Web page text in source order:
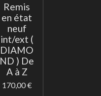
Remis
en état
neuf
int/ext (
DIAMO
ND ) De
A à Z
170,00 €